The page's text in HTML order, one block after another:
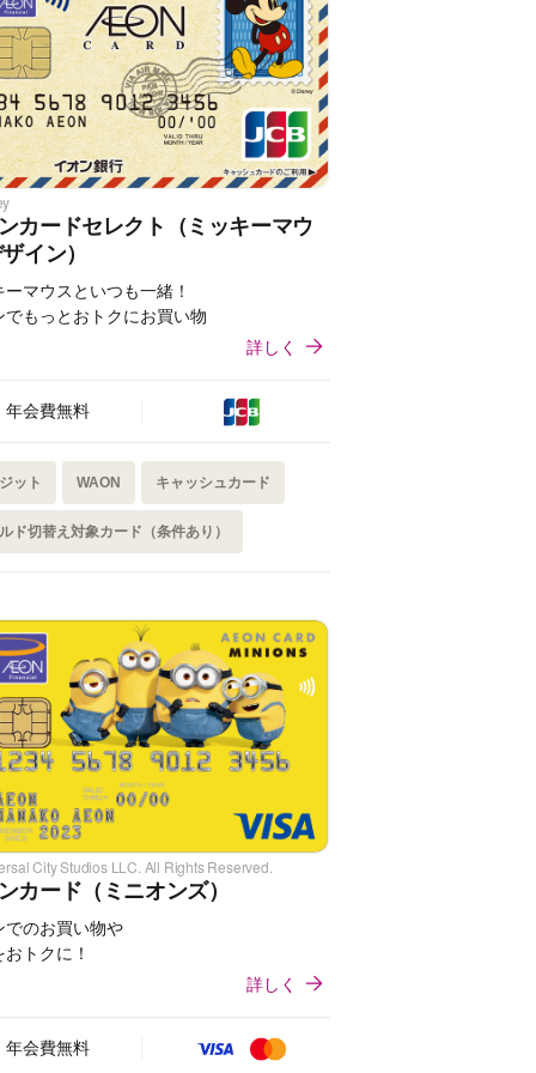
カードセレクト（ミッキーマウ
イン）
ーマウスといつも一緒！
でもっとおトクにお買い物
詳しく
年会費無料
ット WAON キャッシュカード
ド切替え対象カード（条件あり）
カード（ミニオンズ）
City Studios LLC. All Rights Reserved.
でのお買い物や
トクに！
詳しく
年会費無料